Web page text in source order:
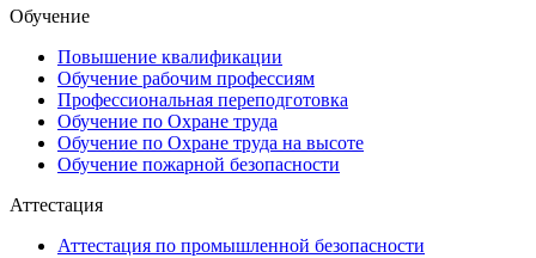
Обучение
Повышение квалификации
Обучение рабочим профессиям
Профессиональная переподготовка
Обучение по Охране труда
Обучение по Охране труда на высоте
Обучение пожарной безопасности
Аттестация
Аттестация по промышленной безопасности